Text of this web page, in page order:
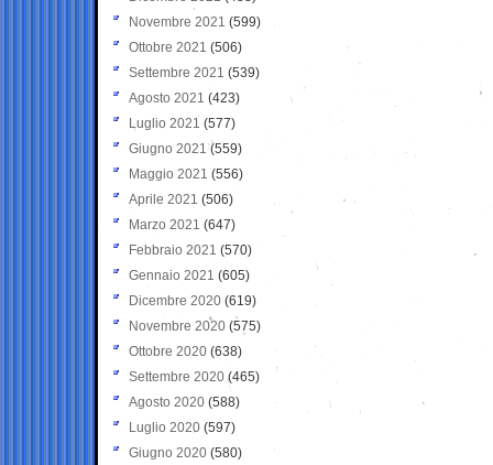
Novembre 2021 (599)
Ottobre 2021 (506)
Settembre 2021 (539)
Agosto 2021 (423)
Luglio 2021 (577)
Giugno 2021(559)
Maggio 2021 (556)
Aprile 2021 (506)
Marzo 2021 (647)
Febbraio 2021 (570)
Gennaio 2021 (605)
Dicembre 2020 (619)
Novembre 2020 (575)
Ottobre 2020 (638)
Settembre 2020(465)
Agosto 2020 (588)
Luglio 2020 (597)
Giugno 2020 (580)